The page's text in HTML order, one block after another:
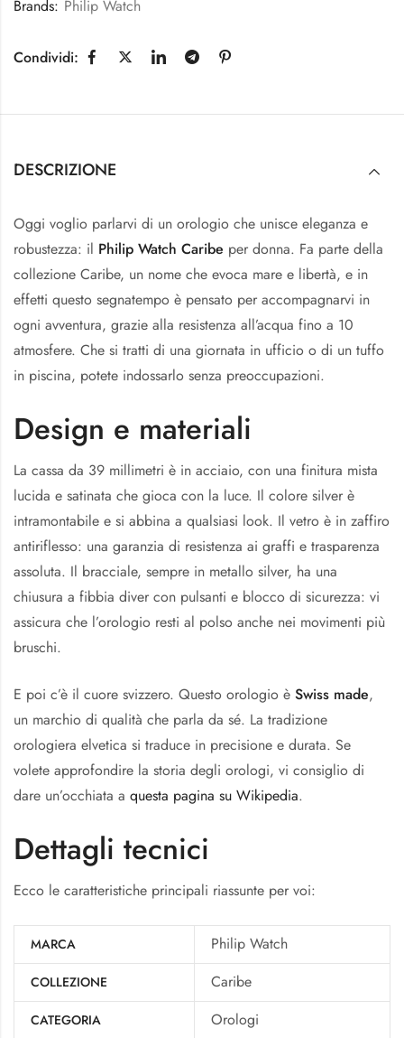
Brands: Philip Watch
Condividi:
DESCRIZIONE
Oggi voglio parlarvi di un orologio che unisce eleganza e
robustezza: il Philip Watch Caribe per donna. Fa parte della
collezione Caribe, un nome che evoca mare e libertà, e in
effetti questo segnatempo è pensato per accompagnarvi in
ogni avventura, grazie alla resistenza all’acqua fino a 10
atmosfere. Che si tratti di una giornata in ufficio o di un tuffo
in piscina, potete indossarlo senza preoccupazioni.
Design e materiali
La cassa da 39 millimetri è in acciaio, con una finitura mista
lucida e satinata che gioca con la luce. Il colore silver è
intramontabile e si abbina a qualsiasi look. Il vetro è in zaffiro
antiriflesso: una garanzia di resistenza ai graffi e trasparenza
assoluta. Il bracciale, sempre in metallo silver, ha una
chiusura a fibbia diver con pulsanti e blocco di sicurezza: vi
assicura che l’orologio resti al polso anche nei movimenti più
bruschi.
E poi c’è il cuore svizzero. Questo orologio è Swiss made,
un marchio di qualità che parla da sé. La tradizione
orologiera elvetica si traduce in precisione e durata. Se
volete approfondire la storia degli orologi, vi consiglio di
dare un’occhiata a questa pagina su Wikipedia.
Dettagli tecnici
Ecco le caratteristiche principali riassunte per voi:
MARCA Philip Watch
COLLEZIONE Caribe
CATEGORIA Orologi